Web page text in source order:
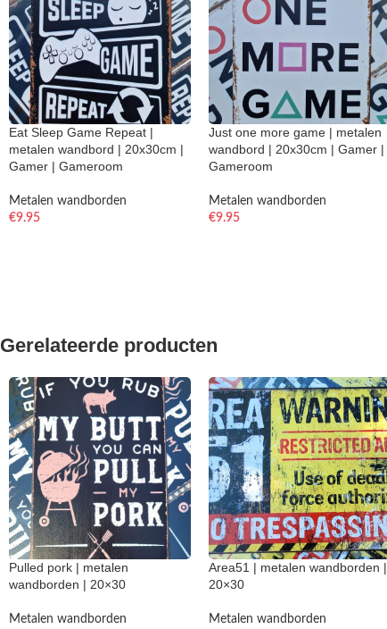
Eat Sleep Game Repeat |
metalen wandbord | 20x30cm |
Gamer | Gameroom
Metalen wandborden
€9.95
Just one more game | metalen
wandbord | 20x30cm | Gamer |
Gameroom
Metalen wandborden
€9.95
Gerelateerde producten
Pulled pork | metalen
wandborden | 20×30
Metalen wandborden
Area51 | metalen wandborden |
20×30
Metalen wandborden